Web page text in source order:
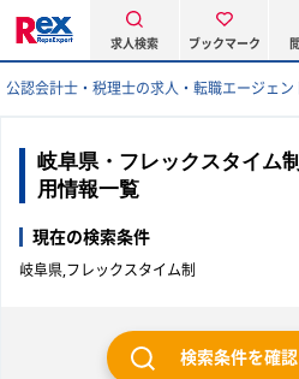
求人検索 ブックマーク
公認会計士・税理士の求人・転職エージェン
岐阜県・フレックスタイム
用情報一覧
現在の検索条件
岐阜県,フレックスタイム制
検索条件を確